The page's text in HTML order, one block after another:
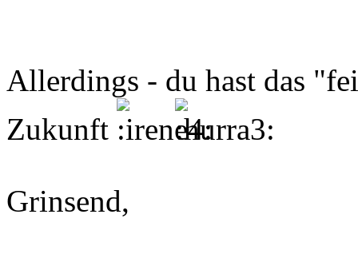
Allerdings - du hast das
Zukunft
Grinsend,